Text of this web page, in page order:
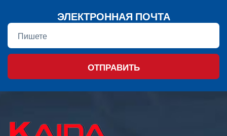
ЭЛЕКТРОННАЯ ПОЧТА
ОТПРАВИТЬ